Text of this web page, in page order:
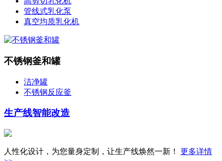
管线式乳化泵
真空均质乳化机
不锈钢釜和罐
洁净罐
不锈钢反应釜
生产线智能改造
人性化设计，为您量身定制，让生产线焕然一新！ 更多详情